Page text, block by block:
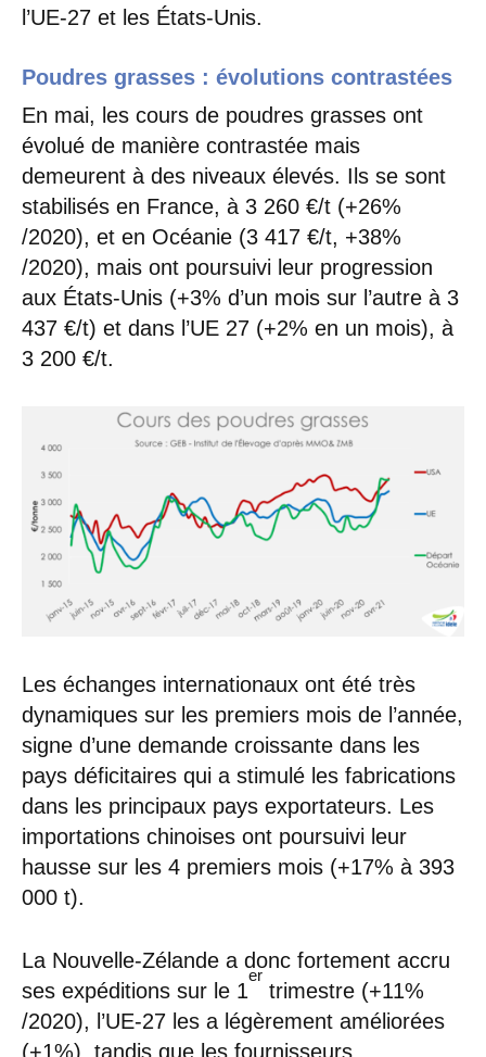
l’UE-27 et les États-Unis.
Poudres grasses : évolutions contrastées
En mai, les cours de poudres grasses ont
évolué de manière contrastée mais
demeurent à des niveaux élevés. Ils se sont
stabilisés en France, à 3 260 €/t (+26%
/2020), et en Océanie (3 417 €/t, +38%
/2020), mais ont poursuivi leur progression
aux États-Unis (+3% d’un mois sur l’autre à 3
437 €/t) et dans l’UE 27 (+2% en un mois), à
3 200 €/t.
Les échanges internationaux ont été très
dynamiques sur les premiers mois de l’année,
signe d’une demande croissante dans les
pays déficitaires qui a stimulé les fabrications
dans les principaux pays exportateurs. Les
importations chinoises ont poursuivi leur
hausse sur les 4 premiers mois (+17% à 393
000 t).
La Nouvelle-Zélande a donc fortement accru
ses expéditions sur le 1
er
trimestre (+11%
/2020), l’UE-27 les a légèrement améliorées
(+1%), tandis que les fournisseurs